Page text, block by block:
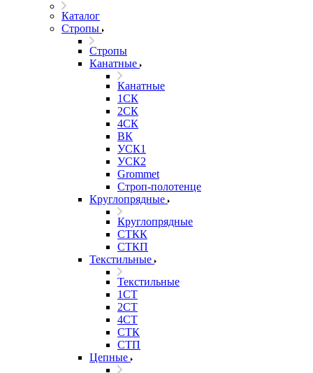
Каталог
Стропы
Стропы
Канатные
Канатные
1СК
2СК
4СК
ВК
УСК1
УСК2
Grommet
Строп-полотенце
Круглопрядные
Круглопрядные
СТКК
СТКП
Текстильные
Текстильные
1СТ
2СТ
4СТ
СТК
СТП
Цепные